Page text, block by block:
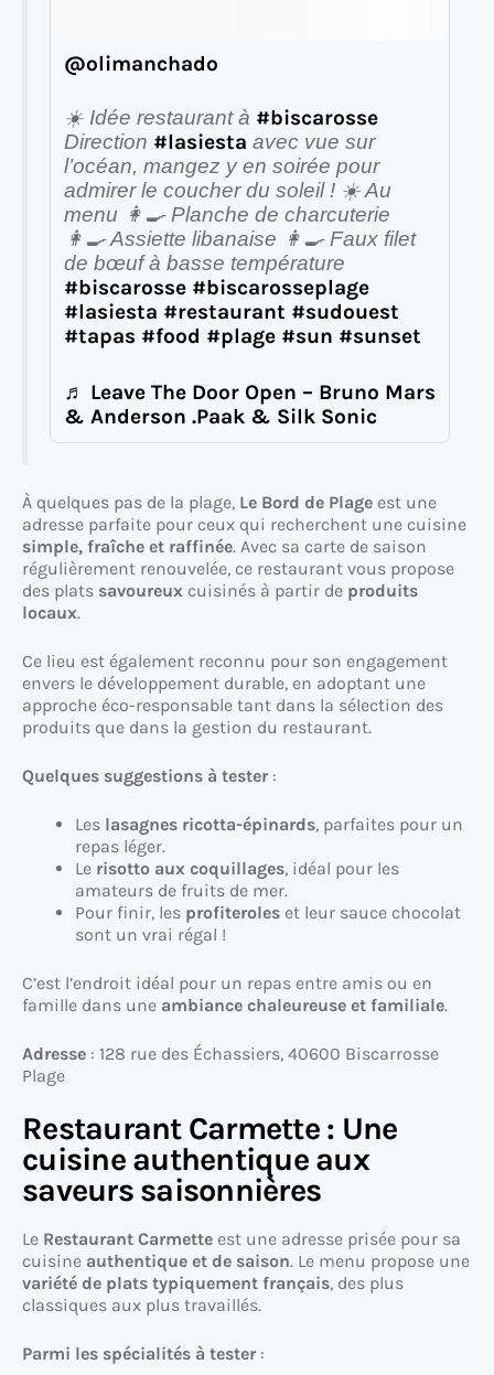
@olimanchado
☀️ Idée restaurant à #biscarosse
Direction #lasiesta avec vue sur
l’océan, mangez y en soirée pour
admirer le coucher du soleil ! ☀️ Au
menu 👩‍🍳 Planche de charcuterie
👩‍🍳 Assiette libanaise 👩‍🍳 Faux filet
de bœuf à basse température
#biscarosse #biscarosseplage
#lasiesta #restaurant #sudouest
#tapas #food #plage #sun #sunset
♬ Leave The Door Open – Bruno Mars
& Anderson .Paak & Silk Sonic
À quelques pas de la plage, Le Bord de Plage est une
adresse parfaite pour ceux qui recherchent une cuisine
simple, fraîche et raffinée. Avec sa carte de saison
régulièrement renouvelée, ce restaurant vous propose
des plats savoureux cuisinés à partir de produits
locaux.
Ce lieu est également reconnu pour son engagement
envers le développement durable, en adoptant une
approche éco-responsable tant dans la sélection des
produits que dans la gestion du restaurant.
Quelques suggestions à tester :
Les lasagnes ricotta-épinards, parfaites pour un
repas léger.
Le risotto aux coquillages, idéal pour les
amateurs de fruits de mer.
Pour finir, les profiteroles et leur sauce chocolat
sont un vrai régal !
C’est l’endroit idéal pour un repas entre amis ou en
famille dans une ambiance chaleureuse et familiale.
Adresse : 128 rue des Échassiers, 40600 Biscarrosse
Plage
Restaurant Carmette : Une
cuisine authentique aux
saveurs saisonnières
Le Restaurant Carmette est une adresse prisée pour sa
cuisine authentique et de saison. Le menu propose une
variété de plats typiquement français, des plus
classiques aux plus travaillés.
Parmi les spécialités à tester :